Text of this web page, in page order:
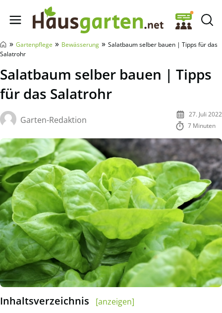
Hausgarten.net
» Gartenpflege » Bewässerung » Salatbaum selber bauen | Tipps für das
Salatrohr
Salatbaum selber bauen | Tipps
für das Salatrohr
Garten-Redaktion
27. Juli 2022
7 Minuten
Inhaltsverzeichnis
[anzeigen]